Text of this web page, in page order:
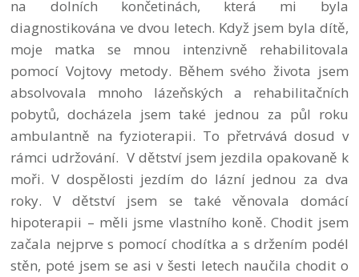
na dolních končetinách, která mi byla
diagnostikována ve dvou letech. Když jsem byla dítě,
moje matka se mnou intenzivně rehabilitovala
pomocí Vojtovy metody. Během svého života jsem
absolvovala mnoho lázeňských a rehabilitačních
pobytů, docházela jsem také jednou za půl roku
ambulantně na fyzioterapii. To přetrvává dosud v
rámci udržování. V dětství jsem jezdila opakovaně k
moři. V dospělosti jezdím do lázní jednou za dva
roky. V dětství jsem se také věnovala domácí
hipoterapii – měli jsme vlastního koně. Chodit jsem
začala nejprve s pomocí chodítka a s držením podél
stěn, poté jsem se asi v šesti letech naučila chodit o